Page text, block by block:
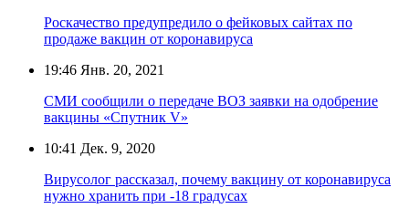
Роскачество предупредило о фейковых сайтах по
продаже вакцин от коронавируса
19:46 Янв. 20, 2021
СМИ сообщили о передаче ВОЗ заявки на одобрение
вакцины «Спутник V»
10:41 Дек. 9, 2020
Вирусолог рассказал, почему вакцину от коронавируса
нужно хранить при -18 градусах